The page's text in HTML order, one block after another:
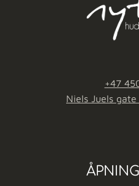
+47
Niels Juels